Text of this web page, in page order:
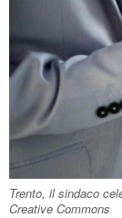
Trento, il sindaco
Creative Commons